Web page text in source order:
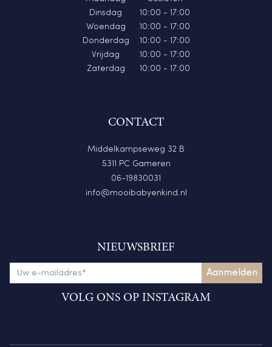
Dinsdag
10:00 - 17:00
Woendag
10:00 - 17:00
Donderdag
10:00 - 17:00
Vrijdag
10:00 - 17:00
Zaterdag
10:00 - 17:00
CONTACT
Middelkampseweg 32 B
5311 PC Gameren
06-19830031
info@mooibabyenkind.nl
NIEUWSBRIEF
VOLG ONS OP INSTAGRAM